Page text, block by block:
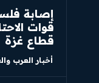
إصابة
قوات
قطاع غزة
أخبار العرب